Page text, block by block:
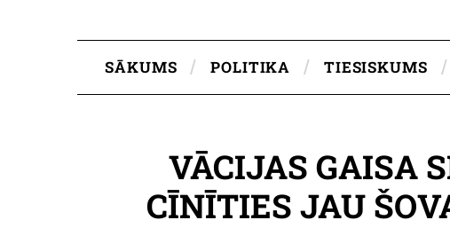
SĀKUMS POLITIKA TIESISKUMS
VĀCIJAS GAISA
CĪNĪTIES JAU